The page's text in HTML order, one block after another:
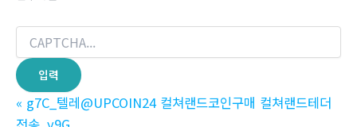
« g7C_텔레@UPCOIN24 컬쳐랜드코인구매 컬쳐랜드테더